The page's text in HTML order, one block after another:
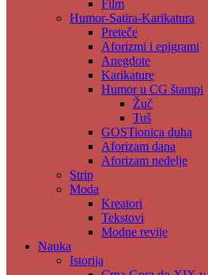
Film
Humor-Satira-Karikatura
Preteče
Aforizmi i epigrami
Anegdote
Karikature
Humor u CG štampi
Žuč
Tuš
GOSTionica duha
Aforizam dana
Aforizam neđelje
Strip
Moda
Kreatori
Tekstovi
Modne revije
Nauka
Istorija